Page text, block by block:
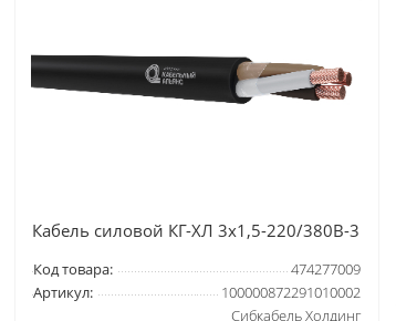
Кабель силовой КГ-ХЛ 3х1,5-220/380В-3
Код товара:
474277009
Артикул:
100000872291010002
Сибкабель Холдинг